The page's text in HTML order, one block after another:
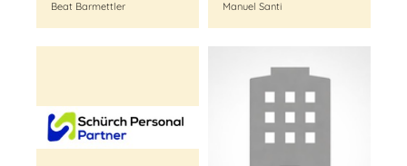
Beat Barmettler Manuel Santi